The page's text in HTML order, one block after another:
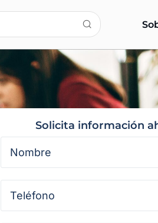
Solicita información